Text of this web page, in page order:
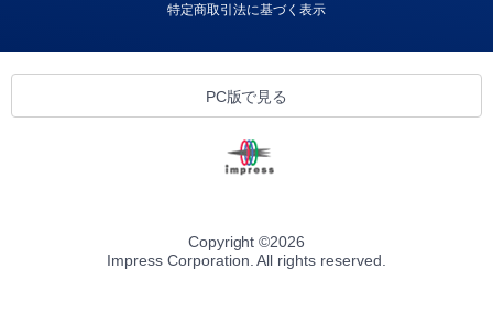
特定商取引法に基づく表示
PC版で見る
Copyright ©2026
Impress Corporation. All rights reserved.